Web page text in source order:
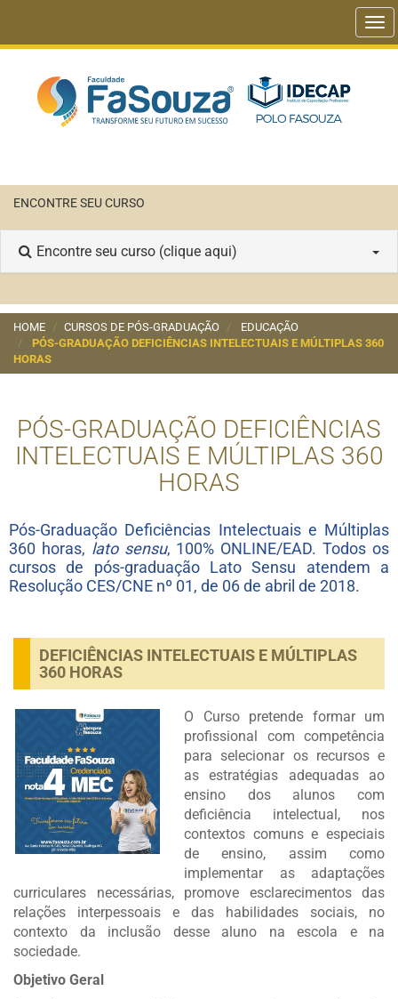
ENCONTRE SEU CURSO
Encontre seu curso (clique aqui)
HOME CURSOS DE PÓS-GRADUAÇÃO
EDUCAÇÃO
PÓS-GRADUAÇÃO DEFICIÊNCIAS INTELECTUAIS E MÚLTIPLAS 360
HORAS
PÓS-GRADUAÇÃO DEFICIÊNCIAS
INTELECTUAIS E MÚLTIPLAS 360
HORAS
Pós-Graduação Deficiências Intelectuais e Múltiplas
360 horas, lato sensu, 100% ONLINE/EAD. Todos os
cursos de pós-graduação Lato Sensu atendem a
Resolução CES/CNE nº 01, de 06 de abril de 2018.
DEFICIÊNCIAS INTELECTUAIS E MÚLTIPLAS
360 HORAS
O Curso pretende formar um
profissional com competência
para selecionar os recursos e
as estratégias adequadas ao
ensino dos alunos com
deficiência intelectual, nos
contextos comuns e especiais
de ensino, assim como
implementar as adaptações
curriculares necessárias, promove esclarecimentos das
relações interpessoais e das habilidades sociais, no
contexto da inclusão desse aluno na escola e na
sociedade.
Objetivo Geral